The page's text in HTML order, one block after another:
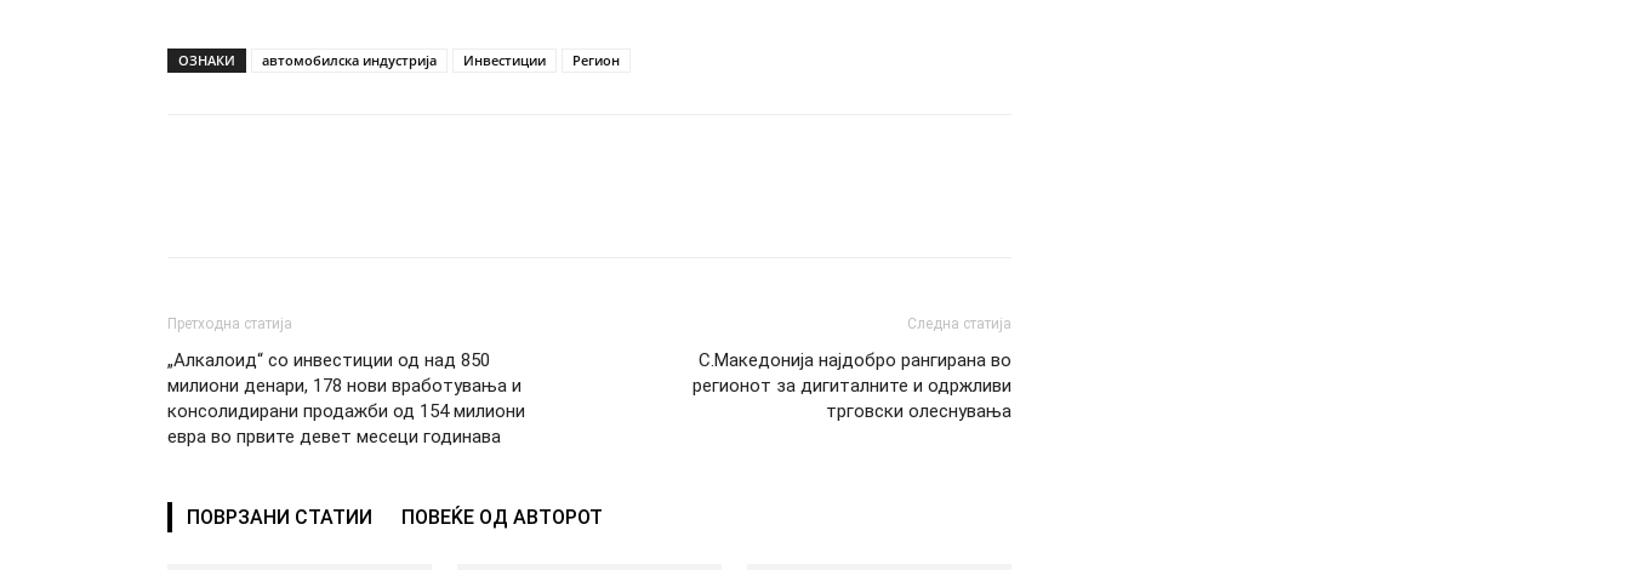
ОЗНАКИ автомобилска индустрија Инвестиции Регион
Претходна статија
„Алкалоид“ со инвестиции од над 850
милиони денари, 178 нови вработувања и
консолидирани продажби од 154 милиони
евра во првите девет месеци годинава
Следна статија
С.Македонија најдобро рангирана во
регионот за дигиталните и одржливи
трговски олеснувања
ПОВРЗАНИ СТАТИИ ПОВЕЌЕ ОД АВТОРОТ